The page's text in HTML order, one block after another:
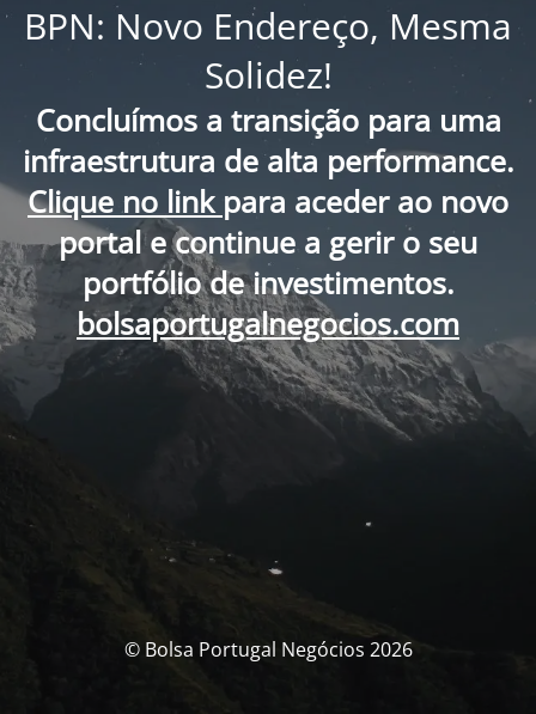
BPN: Novo Endereço, Mesma
Solidez!
Concluímos a transição para uma
infraestrutura de alta performance.
Clique no link para aceder ao novo
portal e continue a gerir o seu
portfólio de investimentos.
bolsaportugalnegocios.com
© Bolsa Portugal Negócios 2026